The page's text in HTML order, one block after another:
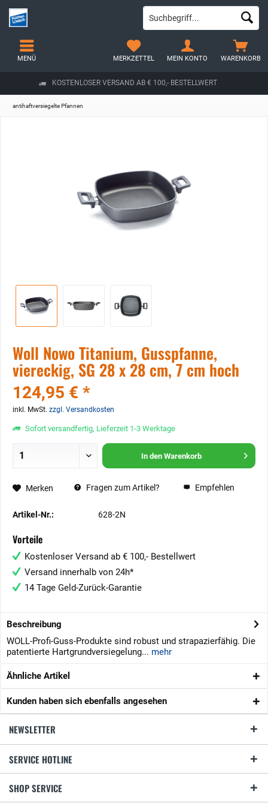
KOSTENLOSER VERSAND AB € 100,- BESTELLWERT
WARENKORB
MERKZETTEL MEIN KONTO
MENÜ
antihaftversiegelte Pfannen
Woll Nowo Titanium, Gusspfanne,
viereckig, SG 28 x 28 cm, 7 cm hoch
124,95 € *
inkl. MwSt. zzgl. Versandkosten
Sofort versandfertig, Lieferzeit 1-3 Werktage
In den Warenkorb
Merken Fragen zum Artikel? Empfehlen
Artikel-Nr.: 628-2N
Vorteile
Kostenloser Versand ab € 100,- Bestellwert
Versand innerhalb von 24h*
14 Tage Geld-Zurück-Garantie
Beschreibung
WOLL-Profi-Guss-Produkte sind robust und strapazierfähig. Die
patentierte Hartgrundversiegelung... mehr
Ähnliche Artikel
Kunden haben sich ebenfalls angesehen
NEWSLETTER
SERVICE HOTLINE
SHOP SERVICE